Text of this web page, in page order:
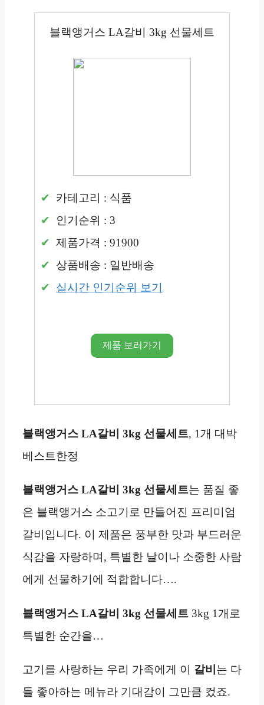
블랙앵거스 LA갈비 3kg 선물세트
카테고리 : 식품
인기순위 : 3
제품가격 : 91900
상품배송 : 일반배송
실시간 인기순위 보기
제품 보러가기
블랙앵거스 LA갈비 3kg 선물세트, 1개 대박
베스트한정
블랙앵거스 LA갈비 3kg 선물세트는 품질 좋
은 블랙앵거스 소고기로 만들어진 프리미엄
갈비입니다. 이 제품은 풍부한 맛과 부드러운
식감을 자랑하며, 특별한 날이나 소중한 사람
에게 선물하기에 적합합니다….
블랙앵거스 LA갈비 3kg 선물세트 3kg 1개로
특별한 순간을…
고기를 사랑하는 우리 가족에게 이 갈비 는 다
들 좋아하는 메뉴라 기대감이 그만큼 컸죠.